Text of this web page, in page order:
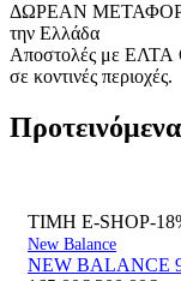
ΔΩΡΕΑΝ
την Ελλάδα
Αποστολές με ΕΛΤΑ
σε κοντινές περιοχές.
Προτεινόμενα
ΤΙΜΗ E-SHOP-
New Balance
NEW BALANCE